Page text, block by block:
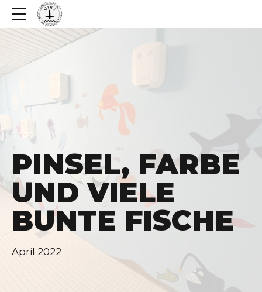
2022
PINSEL, FARBE
UND VIELE
BUNTE FISCHE
April 2022